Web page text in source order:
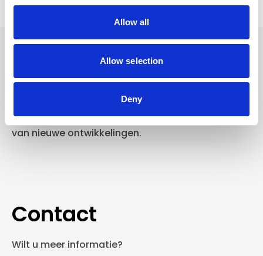
Allow all
Allow selection
Deny
Volg ons
Volg ons voor actuele aanbiedingen, opruiming
en blijf op de hoogte
van nieuwe ontwikkelingen.
Contact
Wilt u meer informatie?